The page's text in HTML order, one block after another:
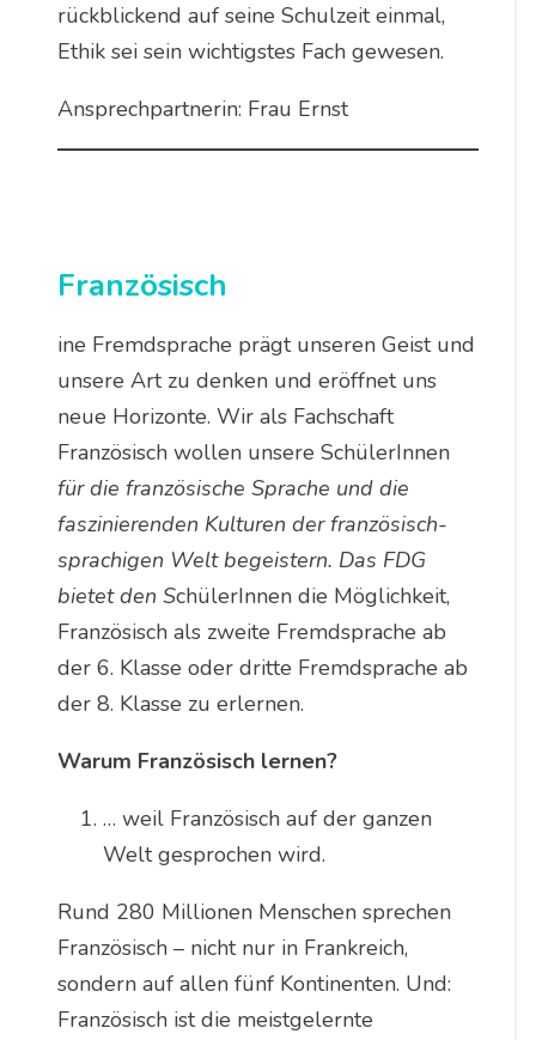
rückblickend auf seine Schulzeit einmal,
Ethik sei sein wichtigstes Fach gewesen.
Ansprechpartnerin: Frau Ernst
Französisch
ine Fremdsprache prägt unseren Geist und
unsere Art zu denken und eröffnet uns
neue Horizonte. Wir als Fachschaft
Französisch wollen unsere SchülerInnen
für die französische Sprache und die
faszinierenden Kulturen der französisch-
sprachigen Welt begeistern. Das FDG
bietet den SchülerInnen die Möglichkeit,
Französisch als zweite Fremdsprache ab
der 6. Klasse oder dritte Fremdsprache ab
der 8. Klasse zu erlernen.
Warum Französisch lernen?
… weil Französisch auf der ganzen
Welt gesprochen wird.
Rund 280 Millionen Menschen sprechen
Französisch – nicht nur in Frankreich,
sondern auf allen fünf Kontinenten. Und:
Französisch ist die meistgelernte